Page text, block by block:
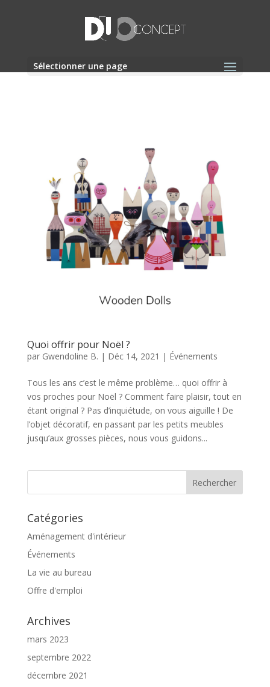
Sélectionner une page
Quoi offrir pour Noël ?
par Gwendoline B. | Déc 14, 2021 | Événements
Tous les ans c’est le même problème… quoi offrir à
vos proches pour Noël ? Comment faire plaisir, tout en
étant original ? Pas d’inquiétude, on vous aiguille ! De
l’objet décoratif, en passant par les petits meubles
jusqu’aux grosses pièces, nous vous guidons...
Catégories
Aménagement d'intérieur
Événements
La vie au bureau
Offre d'emploi
Archives
mars 2023
septembre 2022
décembre 2021